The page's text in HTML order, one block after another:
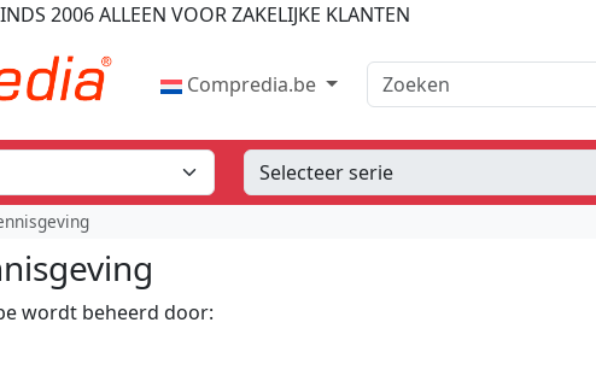
2006ALLEEN VOOR ZAKELIJKE KLANTEN
Compredia.be Zoeken
wordt beheerd door: